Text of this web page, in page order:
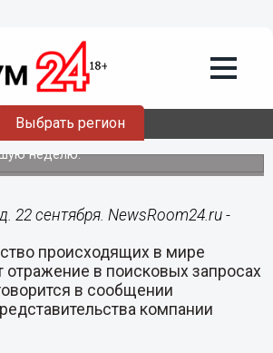
Выбрать регион
возраста
интересовали
на минувшей неделе
запросы нижегородцев и
интерес к которым резко
неделю.
22 сентября. NewsRoom24.ru -
происходящих в мире
отражение в поисковых запросах
в сообщении
компании